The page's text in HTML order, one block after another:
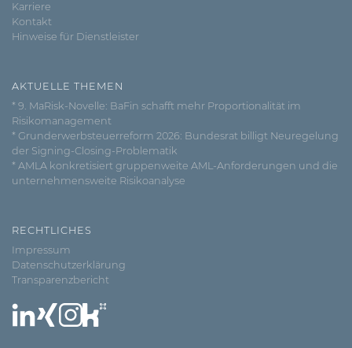
Karriere
Kontakt
Hinweise für Dienstleister
AKTUELLE THEMEN
* 9. MaRisk-Novelle: BaFin schafft mehr Proportionalität im
Risikomanagement
* Grunderwerbsteuerreform 2026: Bundesrat billigt Neuregelung
der Signing-Closing-Problematik
* AMLA konkretisiert gruppenweite AML-Anforderungen und die
unternehmensweite Risikoanalyse
RECHTLICHES
Impressum
Datenschutzerklärung
Transparenzbericht